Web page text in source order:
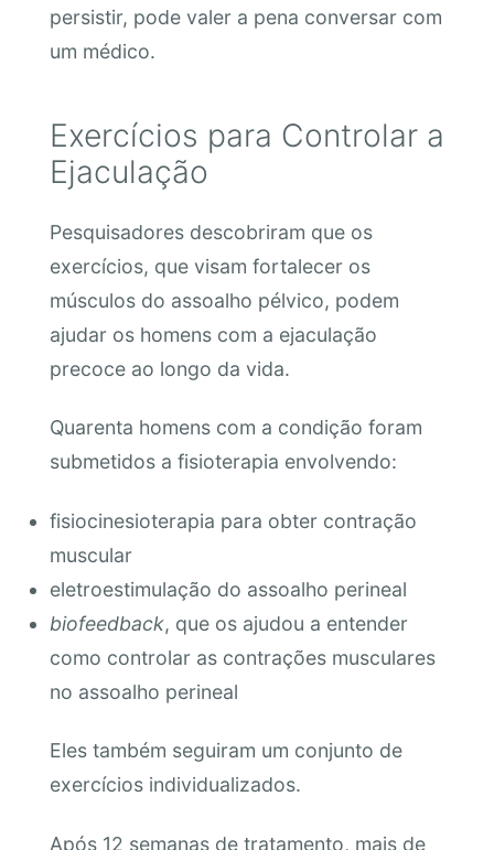
persistir, pode valer a pena conversar com
um médico.
Exercícios para Controlar a
Ejaculação
Pesquisadores descobriram que os
exercícios, que visam fortalecer os
músculos do assoalho pélvico, podem
ajudar os homens com a ejaculação
precoce ao longo da vida.
Quarenta homens com a condição foram
submetidos a fisioterapia envolvendo:
fisiocinesioterapia para obter contração
muscular
eletroestimulação do assoalho perineal
biofeedback, que os ajudou a entender
como controlar as contrações musculares
no assoalho perineal
Eles também seguiram um conjunto de
exercícios individualizados.
Após 12 semanas de tratamento, mais de